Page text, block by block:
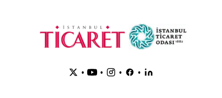
• • • •